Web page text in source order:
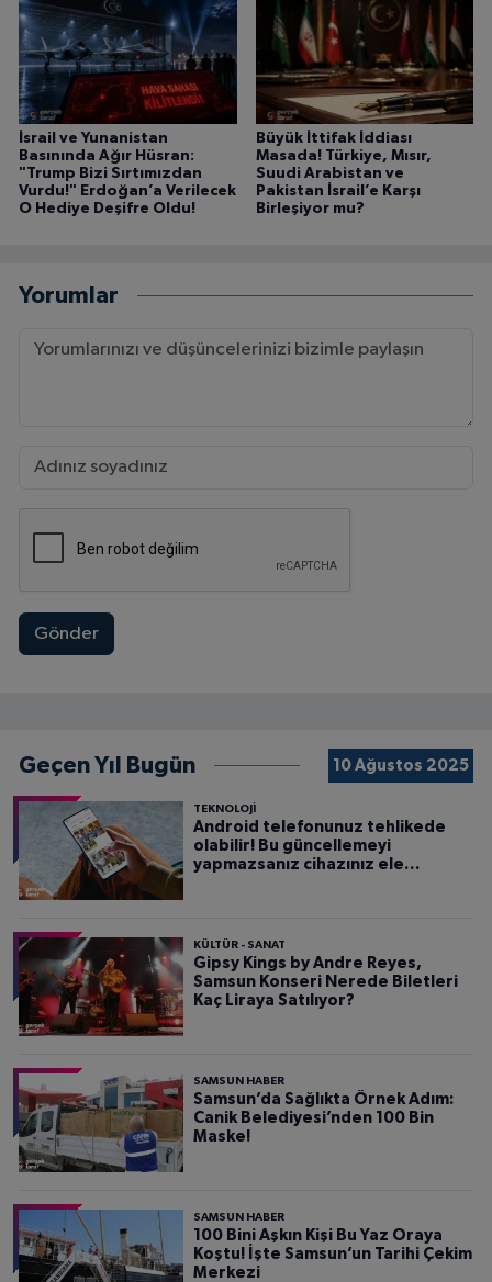
İsrail ve Yunanistan
Basınında Ağır Hüsran:
"Trump Bizi Sırtımızdan
Vurdu!" Erdoğan’a Verilecek
O Hediye Deşifre Oldu!
Büyük İttifak İddiası
Masada! Türkiye, Mısır,
Suudi Arabistan ve
Pakistan İsrail’e Karşı
Birleşiyor mu?
Yorumlar
Gönder
Geçen Yıl Bugün 10 Ağustos 2025
TEKNOLOJİ
Android telefonunuz tehlikede
olabilir! Bu güncellemeyi
yapmazsanız cihazınız ele
KÜLTÜR - SANAT
Gipsy Kings by Andre Reyes,
Samsun Konseri Nerede Biletleri
Kaç Liraya Satılıyor?
SAMSUN HABER
Samsun’da Sağlıkta Örnek Adım:
Canik Belediyesi’nden 100 Bin
Maske!
SAMSUN HABER
100 Bini Aşkın Kişi Bu Yaz Oraya
Koştu! İşte Samsun’un Tarihi Çekim
Merkezi